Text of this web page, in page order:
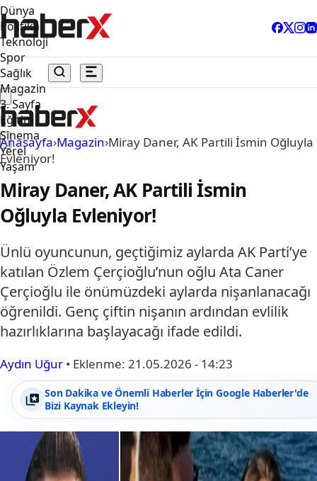
Dünya
Politika
Teknoloji
Spor
Sağlık
Magazin
3. Sayfa
Eğitim
Sinema
Yerel
Yaşam
Anasayfa›Magazin›Miray Daner, AK Partili İsmin Oğluyla
Evleniyor!
Miray Daner, AK Partili İsmin
Oğluyla Evleniyor!
Ünlü oyuncunun, geçtiğimiz aylarda AK Parti’ye
katılan Özlem Çerçioğlu’nun oğlu Ata Caner
Çerçioğlu ile önümüzdeki aylarda nişanlanacağı
öğrenildi. Genç çiftin nişanın ardından evlilik
hazırlıklarına başlayacağı ifade edildi.
Aydın Uğur • Eklenme: 21.05.2026 - 14:23
Son Dakika ve Önemli Haberler İçin Google Haberler'de
Bizi Kaynak Ekleyin!